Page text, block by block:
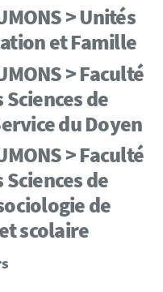
> Unités
et Famille
> Faculté
de
du Doyen
> Faculté
de
de
scolaire